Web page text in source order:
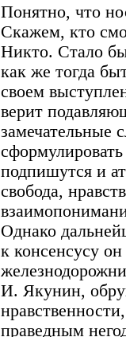
Понятно, что
Скажем, кто
Никто. Стало
как же тогда
своем
верит
замечательные
подпишутся и
свобода,
Однако
к консенсусу
И. Якунин,
праведным